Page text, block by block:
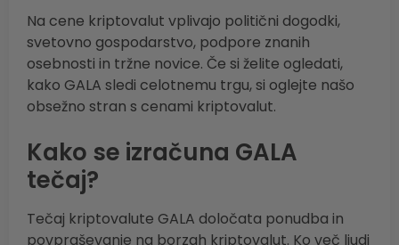
Na cene kriptovalut vplivajo politični dogodki,
svetovno gospodarstvo, podpore znanih
osebnosti in tržne novice. Če si želite ogledati,
kako GALA sledi celotnemu trgu, si oglejte našo
obsežno stran s cenami kriptovalut.
Kako se izračuna GALA
tečaj?
Tečaj kriptovalute GALA določata ponudba in
povpraševanje na borzah kriptovalut. Ko več ljudi